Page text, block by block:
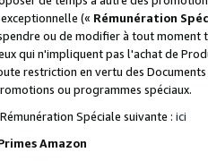
(« Rémunération
ou de modifier à tout
qui n'impliquent pas l'achat de
restriction en vertu des
ou programmes spéciaux.
Spéciale suivante : ici
Amazon